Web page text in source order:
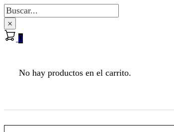
Buscar
×
0
No hay productos en el carrito.